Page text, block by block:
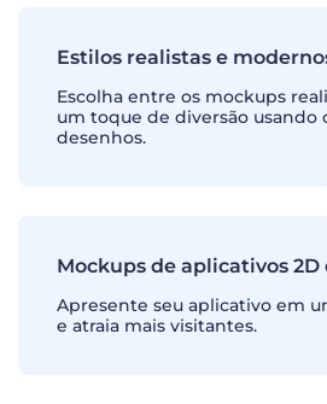
Estilos realistas e
Escolha entre os mockups
um toque de diversão usando
desenhos.
Mockups de aplicativos 2D
Apresente seu aplicativo em
e atraia mais visitantes.